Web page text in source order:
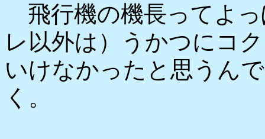
飛行機の機長ってよ
レ以外は）うかつにコ
いけなかったと思うん
く。